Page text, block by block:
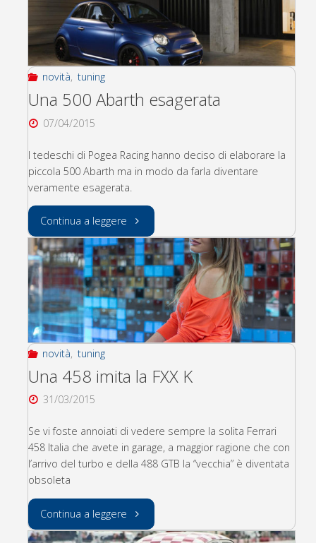
novità, tuning
Una 500 Abarth esagerata
07/04/2015
I tedeschi di Pogea Racing hanno deciso di elaborare la
piccola 500 Abarth ma in modo da farla diventare
veramente esagerata.
Continua a leggere "Una
500
Abarth
esagerata"
novità, tuning
Una 458 imita la FXX K
31/03/2015
Se vi foste annoiati di vedere sempre la solita Ferrari
458 Italia che avete in garage, a maggior ragione che con
l’arrivo del turbo e della 488 GTB la “vecchia” è diventata
obsoleta
Continua a leggere "Una